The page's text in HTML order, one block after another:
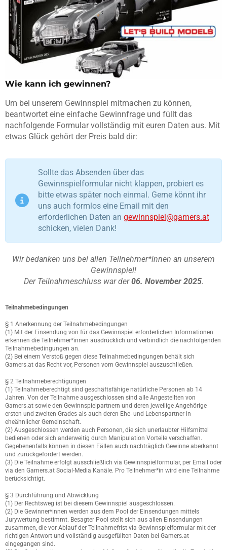
Wie kann ich gewinnen?
Um bei unserem Gewinnspiel mitmachen zu können,
beantwortet eine einfache Gewinnfrage und füllt das
nachfolgende Formular vollständig mit euren Daten aus. Mit
etwas Glück gehört der Preis bald dir:
Sollte das Absenden über das
Gewinnspielformular nicht klappen, probiert es
bitte etwas später noch einmal. Gerne könnt ihr
uns auch formlos eine Email mit den
erforderlichen Daten an gewinnspiel@gamers.at
schicken, vielen Dank!
Wir bedanken uns bei allen Teilnehmer*innen an unserem
Gewinnspiel!
Der Teilnahmeschluss war der06. November 2025.
Teilnahmebedingungen
§ 1 Anerkennung der Teilnahmebedingungen
(1) Mit der Einsendung von für das Gewinnspiel erforderlichen Informationen
erkennen die Teilnehmer*innen ausdrücklich und verbindlich die nachfolgenden
Teilnahmebedingungen an.
(2) Bei einem Verstoß gegen diese Teilnahmebedingungen behält sich
Gamers.at das Recht vor, Personen vom Gewinnspiel auszuschließen.
§ 2 Teilnahmeberechtigungen
(1) Teilnahmeberechtigt sind geschäftsfähige natürliche Personen ab 14
Jahren. Von der Teilnahme ausgeschlossen sind alle Angestellten von
Gamers.at sowie den Gewinnspielpartnern und deren jeweilige Angehörige
ersten und zweiten Grades als auch deren Ehe- und Lebenspartner in
eheähnlicher Gemeinschaft.
(2) Ausgeschlossen werden auch Personen, die sich unerlaubter Hilfsmittel
bedienen oder sich anderweitig durch Manipulation Vorteile verschaffen.
Gegebenenfalls können in diesen Fällen auch nachträglich Gewinne aberkannt
und zurückgefordert werden.
(3) Die Teilnahme erfolgt ausschließlich via Gewinnspielformular, per Email oder
via den Gamers.at Social-Media Kanäle. Pro Teilnehmer*in wird eine Teilnahme
berücksichtigt.
§ 3 Durchführung und Abwicklung
(1) Der Rechtsweg ist bei diesem Gewinnspiel ausgeschlossen.
(2) Die Gewinner*innen werden aus dem Pool der Einsendungen mittels
Jurywertung bestimmt. Besagter Pool stellt sich aus allen Einsendungen
zusammen, die vor Ablauf der Teilnahmefrist via Gewinnspielformular mit der
richtigen Antwort und vollständig ausgefüllten Daten bei Gamers.at
eingegangen sind.